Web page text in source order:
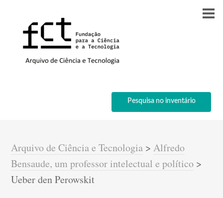
Pesquisa no inventário
Arquivo de Ciência e Tecnologia >Alfredo
Bensaude, um professor intelectual e político >
Ueber den Perowskit